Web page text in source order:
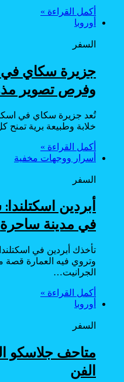
أكمل القراءة »
أوروبا
السفر
جزيرة سكاي في
وفرص تصوير
تُعد جزيرة سكاي في
خلابة وطبيعة برية تمنح
أكمل القراءة »
أسرار ووجهات مخفية
السفر
أبردين
في مدينة ساحرة
تأخذك أبردين في
وتروي فيه العمارة قصة
الجرانيت…
أكمل القراءة »
أوروبا
السفر
متاحف جلاسكو
الفن